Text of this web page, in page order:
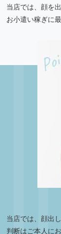
当店では、顔を
お小遣い稼ぎに最
当店では、顔出
判断はご本人に